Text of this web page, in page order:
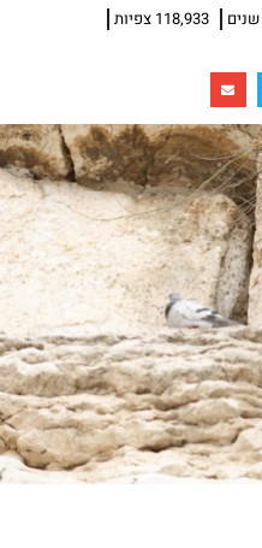
118,933 צפיות